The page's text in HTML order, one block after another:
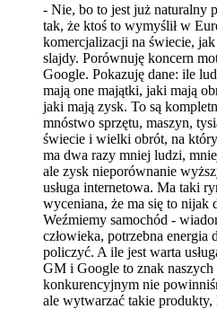
- Nie, bo to jest już naturalny
tak, że ktoś to wymyślił w
komercjalizacji na świecie,
slajdy. Porównuję koncern
Google. Pokazuję dane: ile
mają one majątki, jaki mają
jaki mają zysk. To są
mnóstwo sprzętu, maszyn,
świecie i wielki obrót, na
ma dwa razy mniej ludzi,
ale zysk nieporównanie
usługa internetowa. Ma taki
wyceniana, że ma się to
Weźmiemy samochód -
człowieka, potrzebna
policzyć. A ile jest warta
GM i Google to znak
konkurencyjnym nie
ale wytwarzać takie